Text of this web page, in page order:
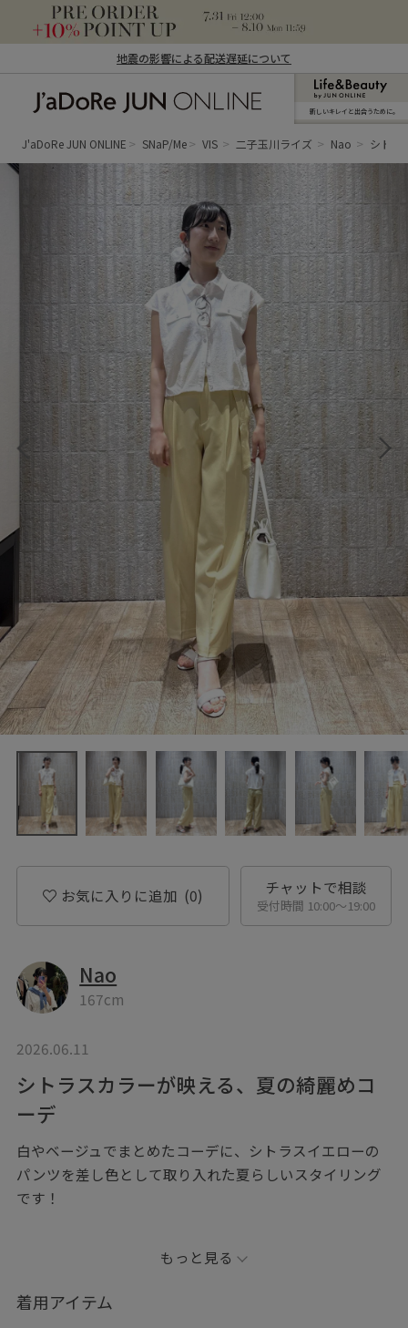
地震の影響による配送遅延について
ン オンライン）
新しいキレイと出合うために。
J'aDoRe JUN ONLINE SNaP/Me VIS 二子玉川ライズ Nao シトラ
お気に入りに追加 (0) チャットで相談
受付時間 10:00〜19:00
Nao
167cm
2026.06.11
シトラスカラーが映える、夏の綺麗めコ
ーデ
白やベージュでまとめたコーデに、シトラスイエローの
パンツを差し色として取り入れた夏らしいスタイリング
です！
しており、暑い季節も快適に着用できます。
足元をパンプスやローファーに変えれば、通勤スタイル
にも◎
もっと見る
着用アイテム